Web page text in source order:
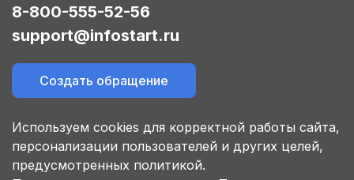
8-800-555-52-56
support@infostart.ru
Создать обращение
Используем cookies для корректной работы сайта,
персонализации пользователей и других целей,
предусмотренных политикой.